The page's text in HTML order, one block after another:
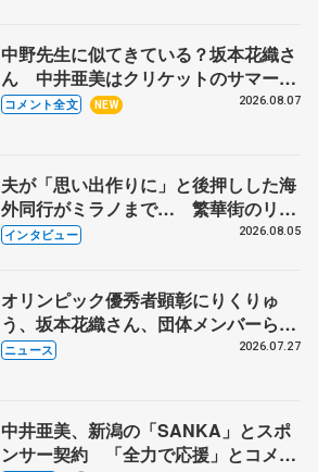
中野先生に似てきている？坂本花織さ
ん 中井亜美はクリケットのサマーキ
ャンプに 島田麻央はたくさん試合に
コメント全文 NEW 2026.08.07
夫が「思い出作りに」と後押しした海
外同行がミラノまで… 繁華街のリン
クでは不良のお兄さんも味方に 小林
インタビュー 2026.08.05
オリンピック優秀者顕彰にりくりゅ
う、坂本花織さん、団体メンバーら
8月7日に文科省が表彰式、ブルーノ・
ニュース 2026.07.27
中井亜美、新潟の「SANKA」とスポ
ンサー契約 「全力で応援」とコメン